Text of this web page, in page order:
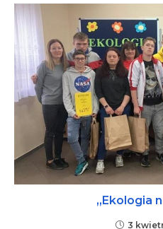
„Ekologia
3